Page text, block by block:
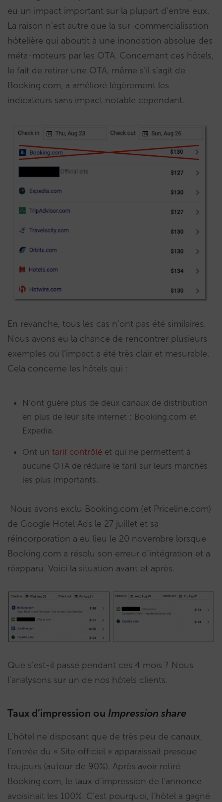
eu un impact important sur la plupart d’entre eux.
La raison n’est autre que la sur-commercialisation
hôtelière qui aboutit à une inondation absolue des
méta-moteurs par les OTA. Concernant ces hôtels,
le fait de retirer une OTA, même s’il s’agit de
Booking.com, a amélioré légèrement les
indicateurs sans impact notable cependant.
En revanche, tous les cas n’ont pas été similaires.
Nous avons eu la chance de rencontrer plusieurs
exemples où l’impact a été très clair et mesurable.
Cela concerne les hôtels qui :
N’ont guère plus de deux canaux de distribution
en plus de leur site internet : Booking.com et
Expedia.
Ont un tarif contrôlé et qui ne permettent à
aucune OTA de réduire le tarif sur leurs marchés
les plus importants.
Nous avons exclu Booking.com (et Priceline.com)
de Google Hotel Ads le 27 juillet et sa
réincorporation a eu lieu le 20 novembre lorsque
Booking.com a résolu son erreur d’intégration et a
réapparu. Voici la situation avant et après.
Que s’est-il passé pendant ces 4 mois ? Nous
l’analysons sur un de nos hôtels clients.
Taux d’impression ou Impression share
L’hôtel ne disposant que de très peu de canaux,
l’entrée du « Site officiel » apparaissait presque
toujours (autour de 90%). Après avoir retiré
Booking.com, le taux d’impression de l’annonce
avoisinait les 100%. C’est pourquoi, l’hôtel a gagné